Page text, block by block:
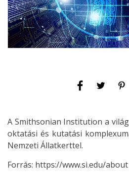
A Smithsonian Institution a
oktatási és kutatási
Nemzeti Állatkerttel.
Forrás: https://www.si.edu/about